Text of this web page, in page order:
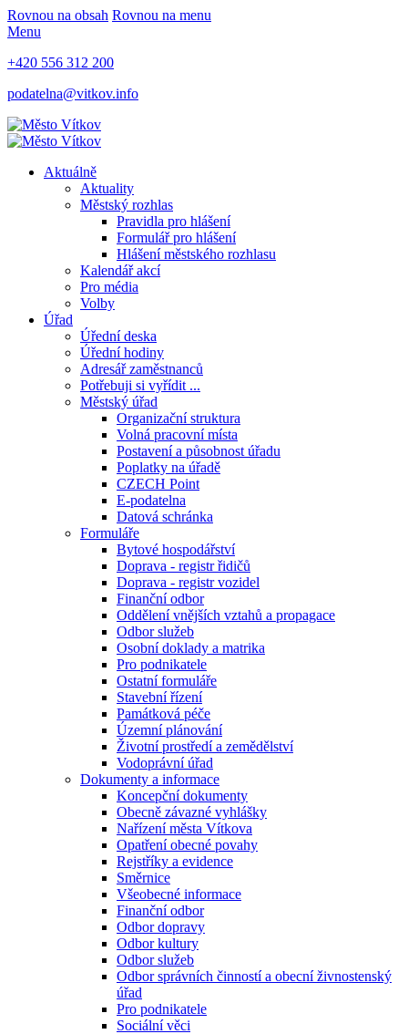
Rovnou na obsah Rovnou na menu
Menu
+420 556 312 200
podatelna@vitkov.info
Aktuálně
Aktuality
Městský rozhlas
Pravidla pro hlášení
Formulář pro hlášení
Hlášení městského rozhlasu
Kalendář akcí
Pro média
Volby
Úřad
Úřední deska
Úřední hodiny
Adresář zaměstnanců
Potřebuji si vyřídit ...
Městský úřad
Organizační struktura
Volná pracovní místa
Postavení a působnost úřadu
Poplatky na úřadě
CZECH Point
E-podatelna
Datová schránka
Formuláře
Bytové hospodářství
Doprava - registr řidičů
Doprava - registr vozidel
Finanční odbor
Oddělení vnějších vztahů a propagace
Odbor služeb
Osobní doklady a matrika
Pro podnikatele
Ostatní formuláře
Stavební řízení
Památková péče
Územní plánování
Životní prostředí a zemědělství
Vodoprávní úřad
Dokumenty a informace
Koncepční dokumenty
Obecně závazné vyhlášky
Nařízení města Vítkova
Opatření obecné povahy
Rejstříky a evidence
Směrnice
Všeobecné informace
Finanční odbor
Odbor dopravy
Odbor kultury
Odbor služeb
Odbor správních činností a obecní živnostenský
úřad
Pro podnikatele
Sociální věci